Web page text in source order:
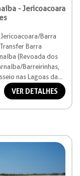
- Jericoacoara
Barra
Barra
(Revoada dos
Barreirinhas,
nas Lagoas da
Luís.
VER DETALHES